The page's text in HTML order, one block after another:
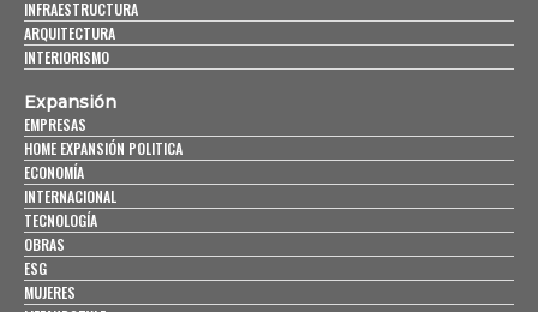
INFRAESTRUCTURA
ARQUITECTURA
INTERIORISMO
Expansión
EMPRESAS
HOME EXPANSIÓN POLITICA
ECONOMÍA
INTERNACIONAL
TECNOLOGÍA
OBRAS
ESG
MUJERES